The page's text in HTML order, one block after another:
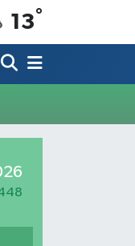
13°